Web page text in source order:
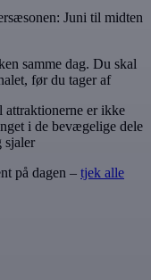
Juni til midten
samme dag. Du skal
før du tager af
attraktionerne er ikke
i de bevægelige dele
sjaler
på dagen – tjek alle